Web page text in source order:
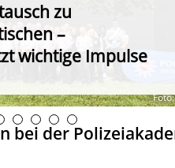
zu
–
wichtige Impulse
bei der